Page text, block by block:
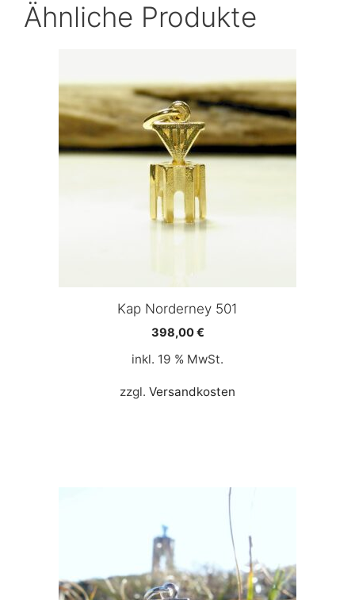
Ähnliche Produkte
Kap Norderney 501
398,00€
inkl. 19 % MwSt.
zzgl. Versandkosten